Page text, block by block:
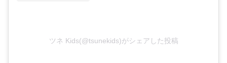
ツネ Kids(@tsunekids)がシェアした投稿